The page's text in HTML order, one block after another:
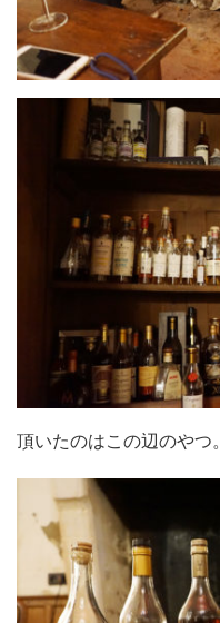
頂いたのはこの辺のやつ。